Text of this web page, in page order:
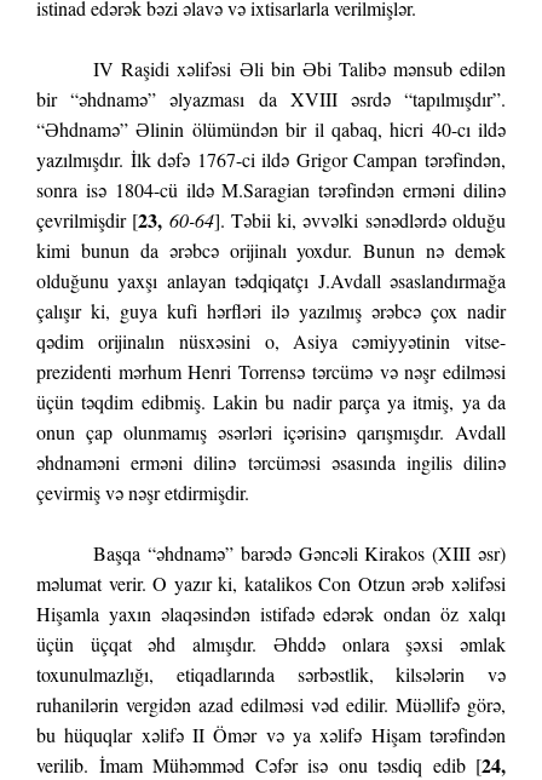
istinad edərək bəzi əlavə və ixtisarlarla verilmişlər.
IV Raşidi xəlifəsi Əli bin Əbi Talibə mənsub edilən
bir “əhdnamə” əlyazması da XVIII əsrdə “tapılmışdır”.
“Əhdnamə” Əlinin ölümündən bir il qabaq, hicri 40-cı ildə
yazılmışdır. İlk dəfə 1767-ci ildə Grigor Campan tərəfindən,
sonra isə 1804-cü ildə M.Saragian tərəfindən erməni dilinə
çevrilmişdir [23, 60-64]. Təbii ki, əvvəlki sənədlərdə olduğu
kimi bunun da ərəbcə orijinalı yoxdur. Bunun nə demək
olduğunu yaxşı anlayan tədqiqatçı J.Avdall əsaslandırmağa
çalışır ki, guya kufi hərfləri ilə yazılmış ərəbcə çox nadir
qədim orijinalın nüsxəsini o, Asiya cəmiyyətinin vitse-
prezidenti mərhum Henri Torrensə tərcümə və nəşr edilməsi
üçün təqdim edibmiş. Lakin bu nadir parça ya itmiş, ya da
onun çap olunmamış əsərləri içərisinə qarışmışdır. Avdall
əhdnaməni erməni dilinə tərcüməsi əsasında ingilis dilinə
çevirmiş və nəşr etdirmişdir.
Başqa “əhdnamə” barədə Gəncəli Kirakos (XIII əsr)
məlumat verir. O yazır ki, katalikos Con Otzun ərəb xəlifəsi
Hişamla yaxın əlaqəsindən istifadə edərək ondan öz xalqı
üçün üçqat əhd almışdır. Əhddə onlara şəxsi əmlak
toxunulmazlığı, etiqadlarında sərbəstlik, kilsələrin və
ruhanilərin vergidən azad edilməsi vəd edilir. Müəllifə görə,
bu hüquqlar xəlifə II Ömər və ya xəlifə Hişam tərəfindən
verilib. İmam Mühəmməd Cəfər isə onu təsdiq edib [24,